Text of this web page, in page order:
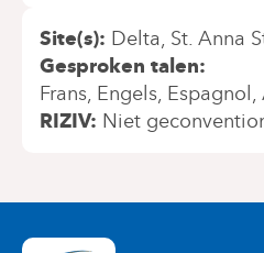
Site(s) Delta St. Anna
Gesproken talen
Frans Engels Espagnol
RIZIV Niet